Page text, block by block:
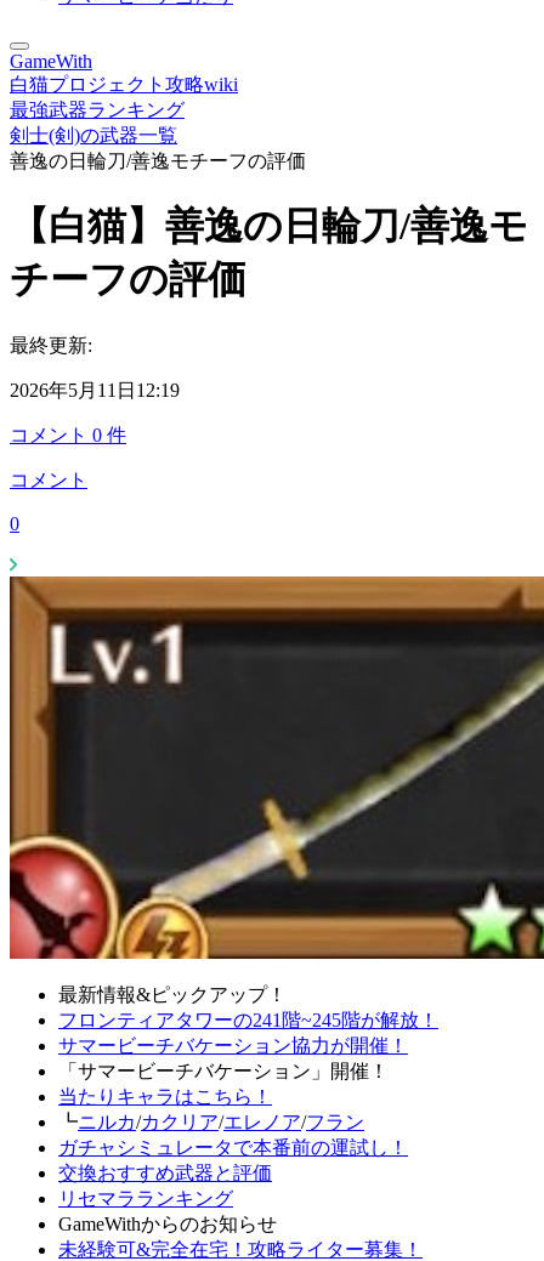
GameWith
白猫プロジェクト攻略wiki
最強武器ランキング
剣士(剣)の武器一覧
善逸の日輪刀/善逸モチーフの評価
【白猫】善逸の日輪刀/善逸モ
チーフの評価
最終更新:
2026年5月11日12:19
コメント 0 件
コメント
0
最新情報&ピックアップ！
フロンティアタワーの241階~245階が解放！
サマービーチバケーション協力が開催！
「サマービーチバケーション」開催！
当たりキャラはこちら！
┗ニルカ/カクリア/エレノア/フラン
ガチャシミュレータで本番前の運試し！
交換おすすめ武器と評価
リセマラランキング
GameWithからのお知らせ
未経験可&完全在宅！攻略ライター募集！